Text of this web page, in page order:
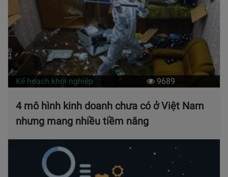
Kế hoạch khởi nghiệp 9689
4 mô hình kinh doanh chưa có ở Việt Nam
nhưng mang nhiều tiềm năng